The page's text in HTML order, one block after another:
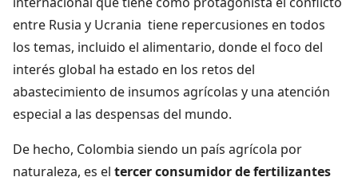
entre Rusia y Ucrania tiene repercusiones en todos
los temas, incluido el alimentario, donde el foco del
interés global ha estado en los retos del
abastecimiento de insumos agrícolas y una atención
especial a las despensas del mundo.
De hecho, Colombia siendo un país agrícola por
naturaleza, es el tercer consumidor de fertilizantes